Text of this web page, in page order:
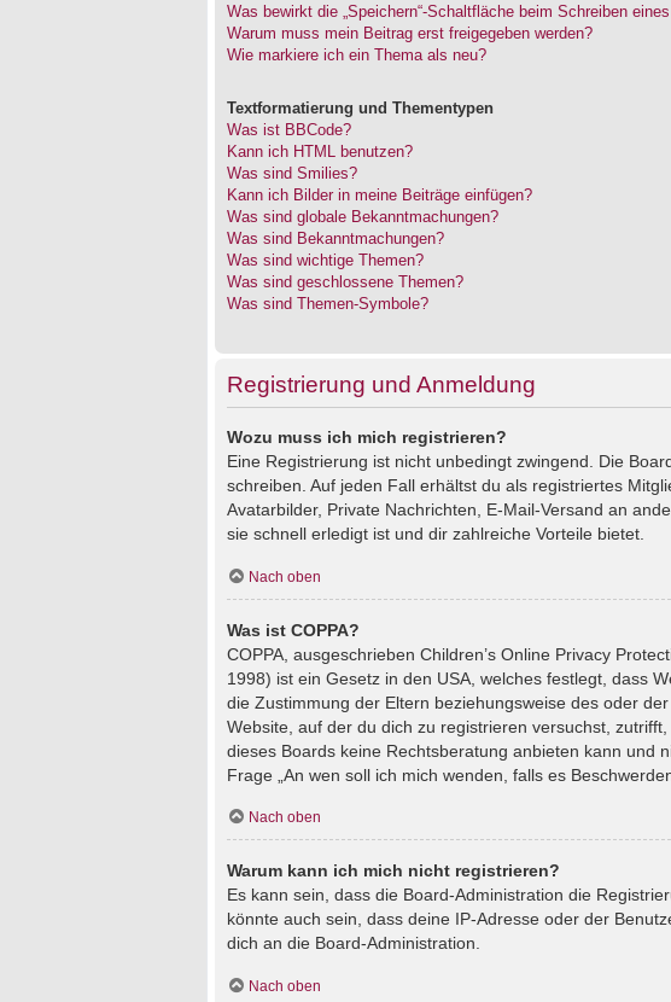
Was bewirkt die „Speichern“-Schaltfläche beim Schreiben
Warum muss mein Beitrag erst freigegeben werden?
Wie markiere ich ein Thema als neu?
Textformatierung und Thementypen
Was ist BBCode?
Kann ich HTML benutzen?
Was sind Smilies?
Kann ich Bilder in meine Beiträge einfügen?
Was sind globale Bekanntmachungen?
Was sind Bekanntmachungen?
Was sind wichtige Themen?
Was sind geschlossene Themen?
Was sind Themen-Symbole?
Registrierung und Anmeldung
Wozu muss ich mich registrieren?
Eine Registrierung ist nicht unbedingt zwingend. Die
schreiben. Auf jeden Fall erhältst du als registriertes
Avatarbilder, Private Nachrichten, E-Mail-Versand an
sie schnell erledigt ist und dir zahlreiche Vorteile bietet.
Nach oben
Was ist COPPA?
COPPA, ausgeschrieben Children’s Online Privacy
1998) ist ein Gesetz in den USA, welches festlegt, dass
die Zustimmung der Eltern beziehungsweise des oder
Website, auf der du dich zu registrieren versuchst,
dieses Boards keine Rechtsberatung anbieten kann und
Frage „An wen soll ich mich wenden, falls es
Nach oben
Warum kann ich mich nicht registrieren?
Es kann sein, dass die Board-Administration die
könnte auch sein, dass deine IP-Adresse oder der
dich an die Board-Administration.
Nach oben